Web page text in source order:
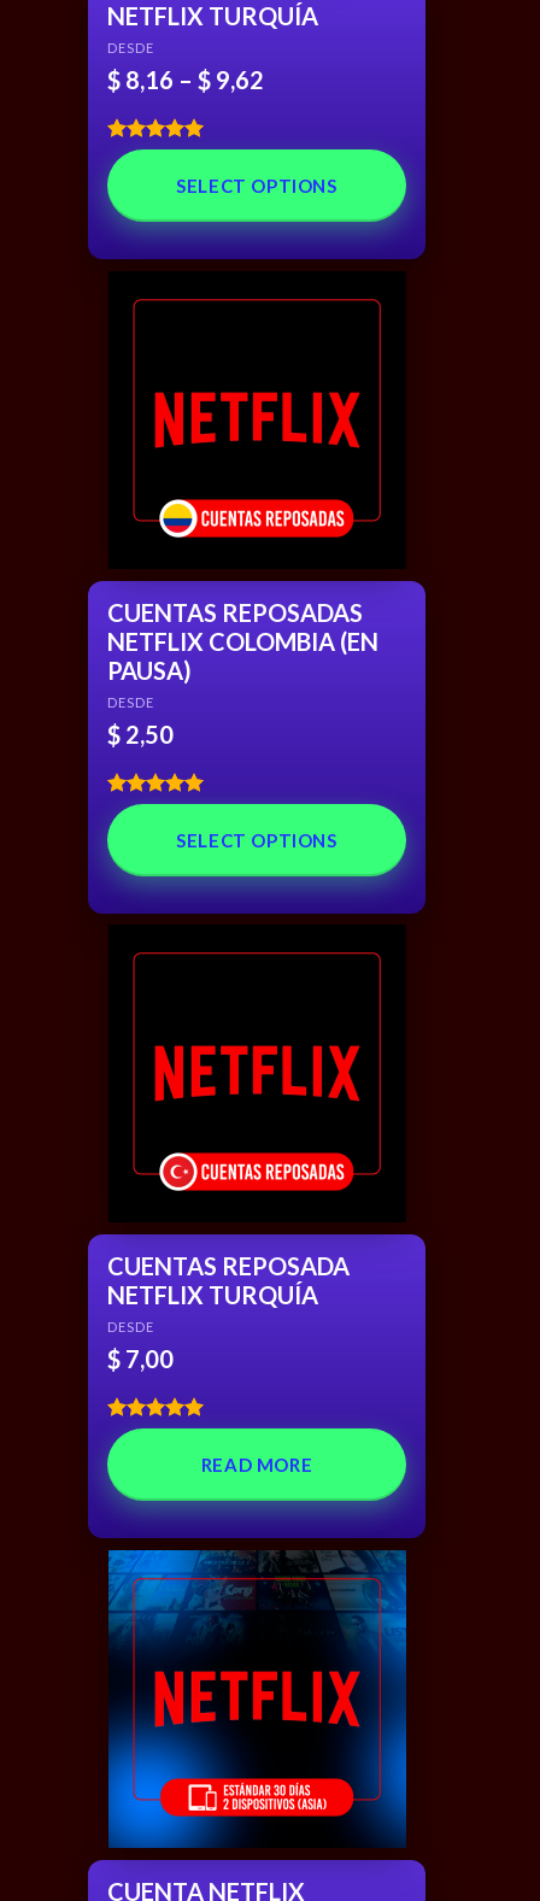
NETFLIX TURQUÍA
DESDE
$ 8,16 – $ 9,62
Rated
out of 5 SELECT OPTIONS
CUENTAS REPOSADAS
NETFLIX COLOMBIA (EN
PAUSA)
DESDE
$ 2,50
Rated
out of 5 SELECT OPTIONS
CUENTAS REPOSADA
NETFLIX TURQUÍA
DESDE
$ 7,00
Rated
out of 5
READ MORE
CUENTA NETFLIX